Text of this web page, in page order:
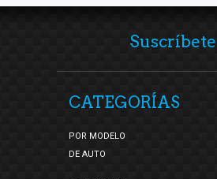
CATEGORÍAS
POR MODELO
DE AUTO